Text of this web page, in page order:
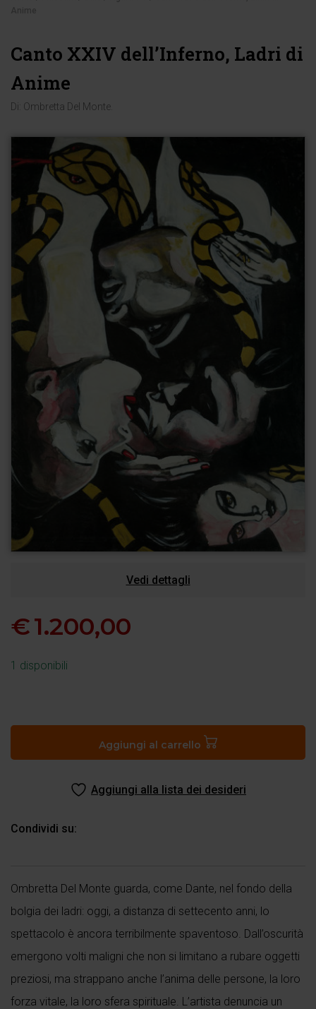
Canto XXIV dell’Inferno, Ladri di
Anime
Di: Ombretta Del Monte
Vedi dettagli
€1.200,00
1 disponibili
Ladri
Aggiungi al carrello
Aggiungi alla lista dei desideri
Condividi su:
Ombretta Del Monte guarda, come Dante, nel fondo della
bolgia dei ladri: oggi, a distanza di settecento anni, lo
spettacolo è ancora terribilmente spaventoso. Dall’oscurità
emergono volti maligni che non si limitano a rubare oggetti
preziosi, ma strappano anche l’anima delle persone, la loro
forza vitale, la loro sfera spirituale. L’artista denuncia un